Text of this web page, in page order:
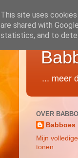
... meer
OVER
Babboes
Mijn
tonen
This site uses
are shared with
statistics, and to